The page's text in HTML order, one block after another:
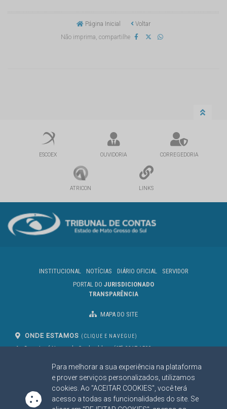
Para melhorar a sua experiência na plataforma
e prover serviços personalizados, utilizamos
cookies. Ao "ACEITAR COOKIES", você terá
acesso a todas as funcionalidades do site. Se
Página Inicial
Voltar
Não imprima, compartilhe
ESCOEX OUVIDORIA CORREGEDORIA
ATRICON LINKS
INSTITUCIONAL NOTÍCIAS DIÁRIO OFICIAL
SERVIDOR
PORTAL DO JURISDICIONADO
TRANSPARÊNCIA
MAPA DO SITE
ONDE ESTAMOS (CLIQUE E NAVEGUE)
Av. Des. José Nunes da Cunha, bloco
Campo Grande/MS
CEP: 79031-310
(67) 3317-1500